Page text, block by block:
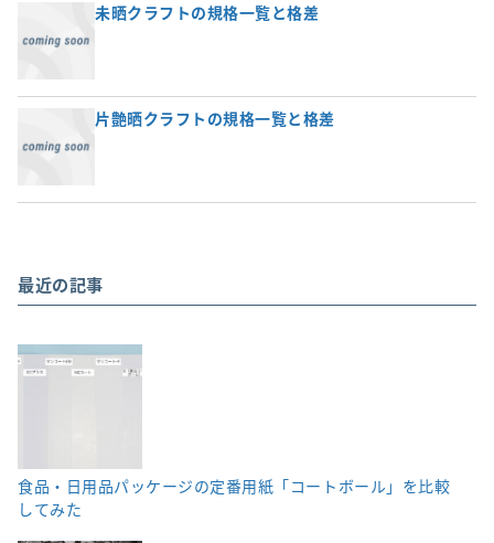
未晒クラフトの規格一覧と格差
片艶晒クラフトの規格一覧と格差
最近の記事
食品・日用品パッケージの定番用紙「コートボール」を比較
してみた